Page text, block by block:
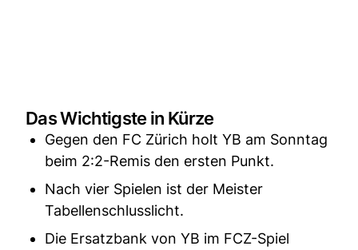
Das Wichtigste in Kürze
Gegen den FC Zürich holt YB am Sonntag
beim 2:2-Remis den ersten Punkt.
Nach vier Spielen ist der Meister
Tabellenschlusslicht.
Die Ersatzbank von YB im FCZ-Spiel